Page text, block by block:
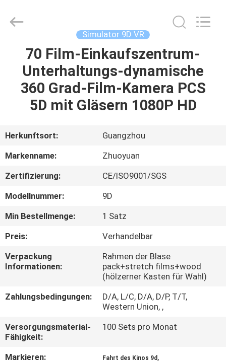
HEIM
PRODUKTE
SHOW
UNS
FABRIK-
TOUR
QUALITÄTSKONTROLLE
KONTAKTIERE
NACHRICHTEN
Co.,Ltd.
Simulator 9D VR
70 Film-Einkaufszentrum-
Unterhaltungs-dynamische
360 Grad-Film-Kamera PCS
5D mit Gläsern 1080P HD
Herkunftsort:
Guangzhou
Markenname:
Zhuoyuan
Zertifizierung:
CE/ISO9001/SGS
Modellnummer:
9D
Min Bestellmenge:
1 Satz
Preis:
Verhandelbar
Verpackung
Informationen:
Rahmen der Blase
pack+stretch films+wood
(hölzerner Kasten für Wahl)
Zahlungsbedingungen:
D/A, L/C, D/A, D/P, T/T,
Western Union, ,
Versorgungsmaterial-
Fähigkeit:
100 Sets pro Monat
Markieren: Fahrt des Kinos 9d ,